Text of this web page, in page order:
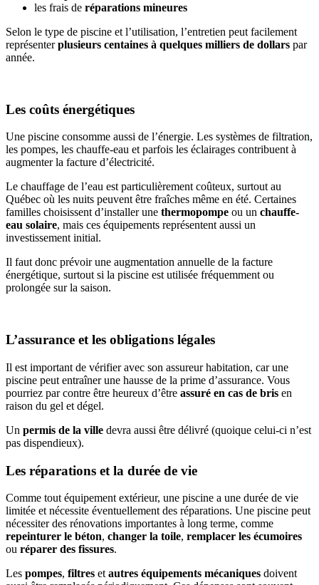
les frais de réparations mineures
Selon le type de piscine et l’utilisation, l’entretien peut facilement
représenterplusieurs centaines à quelques milliers de dollars par
année.
Les coûts énergétiques
Une piscine consomme aussi de l’énergie. Les systèmes de filtration,
les pompes, les chauffe-eau et parfois les éclairages contribuent à
augmenter la facture d’électricité.
Le chauffage de l’eau est particulièrement coûteux, surtout au
Québec où les nuits peuvent être fraîches même en été. Certaines
familles choisissent d’installer une thermopompe ou un chauffe-
eau solaire, mais ces équipements représentent aussi un
investissement initial.
Il faut donc prévoir une augmentation annuelle de la facture
énergétique, surtout si la piscine est utilisée fréquemment ou
prolongée sur la saison.
L’assurance et les obligations légales
Il est important de vérifier avec son assureur habitation, car une
piscine peut entraîner une hausse de la prime d’assurance. Vous
pourriez par contre être heureux d’être assuré en cas de bris en
raison du gel et dégel.
Un permis de la ville devra aussi être délivré (quoique celui-ci n’est
pas dispendieux).
Les réparations et la durée de vie
Comme tout équipement extérieur, une piscine a une durée de vie
limitée et nécessite éventuellement des réparations. Une piscine peut
nécessiter des rénovations importantes à long terme, comme
repeinturer le béton, changer la toile, remplacer les écumoires
ou réparer des fissures.
Les pompes, filtres et autres équipements mécaniques doivent